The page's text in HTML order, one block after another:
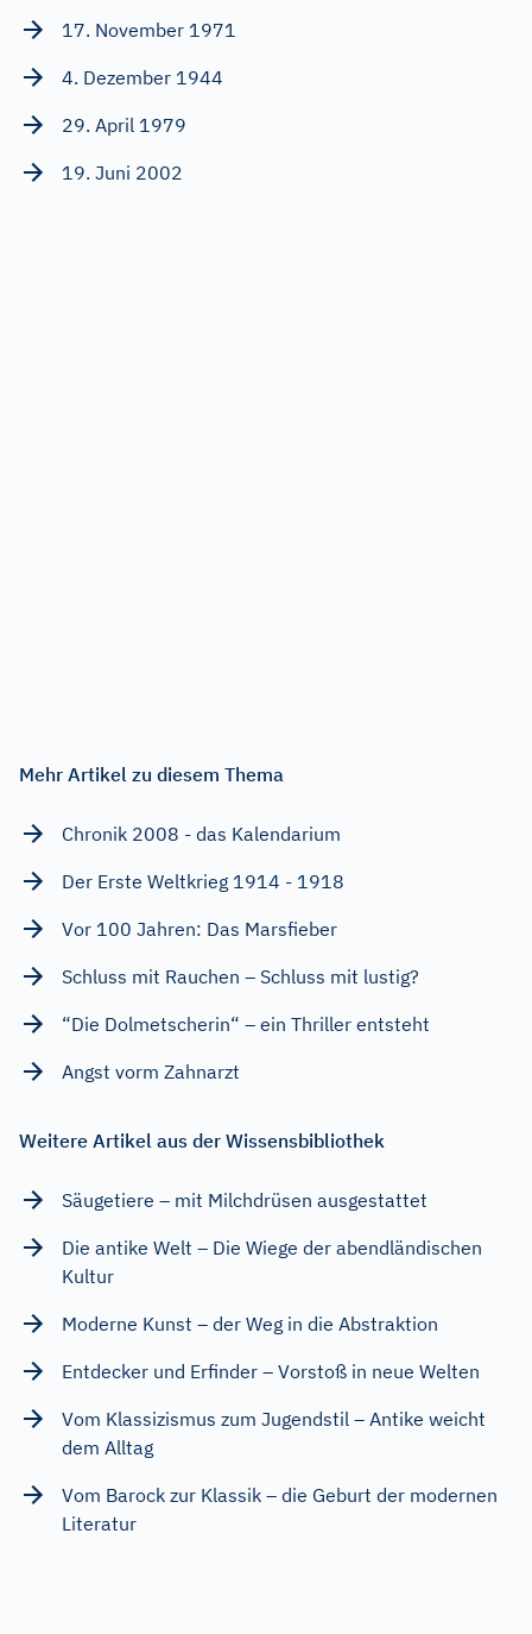
17. November 1971
4. Dezember 1944
29. April 1979
19. Juni 2002
Mehr Artikel zu diesem Thema
Chronik 2008 - das Kalendarium
Der Erste Weltkrieg 1914 - 1918
Vor 100 Jahren: Das Marsfieber
Schluss mit Rauchen – Schluss mit lustig?
“Die Dolmetscherin“ – ein Thriller entsteht
Angst vorm Zahnarzt
Weitere Artikel aus der Wissensbibliothek
Säugetiere – mit Milchdrüsen ausgestattet
Die antike Welt – Die Wiege der abendländischen
Kultur
Moderne Kunst – der Weg in die Abstraktion
Entdecker und Erfinder – Vorstoß in neue Welten
Vom Klassizismus zum Jugendstil – Antike weicht
dem Alltag
Vom Barock zur Klassik – die Geburt der modernen
Literatur